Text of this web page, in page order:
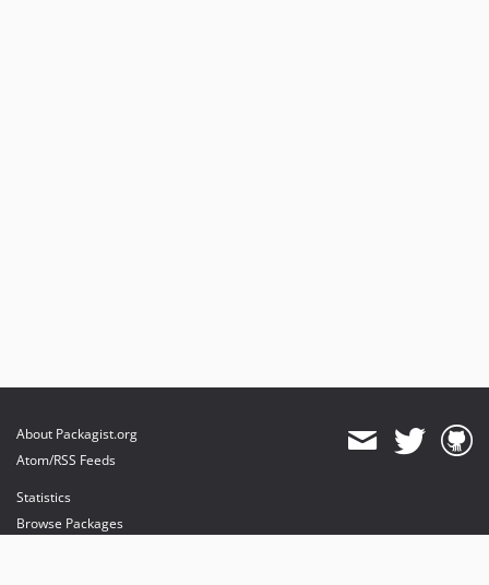
About Packagist.org
Atom/RSS Feeds
Statistics
Browse Packages